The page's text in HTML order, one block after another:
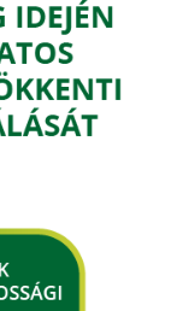
Termény